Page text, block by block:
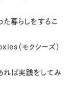
暮らしをするこ
（モクシーズ）
れば実践をしてみ